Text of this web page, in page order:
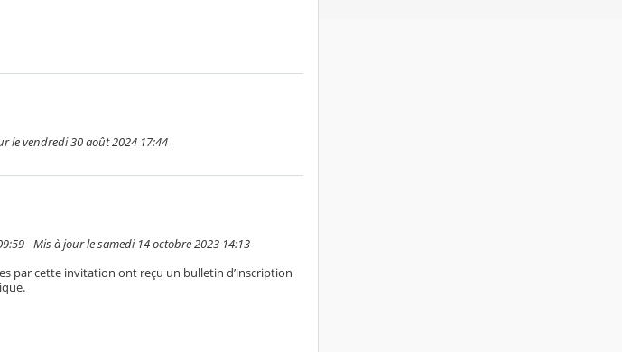
le vendredi 30 août 2024 17:44
- Mis à jour le samedi 14 octobre 2023 14:13
par cette invitation ont reçu un bulletin d’inscription